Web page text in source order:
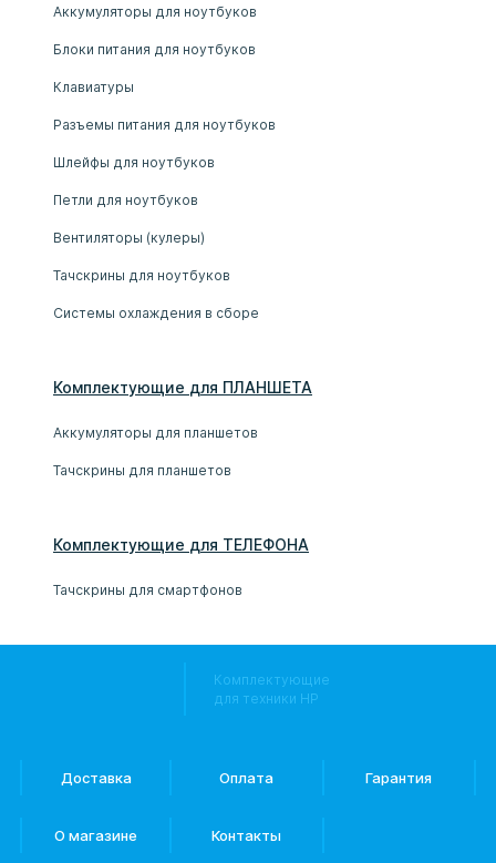
Аккумуляторы для ноутбуков
Блоки питания для ноутбуков
Клавиатуры
Разъемы питания для ноутбуков
Шлейфы для ноутбуков
Петли для ноутбуков
Вентиляторы (кулеры)
Тачскрины для ноутбуков
Системы охлаждения в сборе
Комплектующие для ПЛАНШЕТА
Аккумуляторы для планшетов
Тачскрины для планшетов
Комплектующие для ТЕЛЕФОНА
Тачскрины для смартфонов
Комплектующие
для техники HP
Доставка Оплата Гарантия
О магазине Контакты